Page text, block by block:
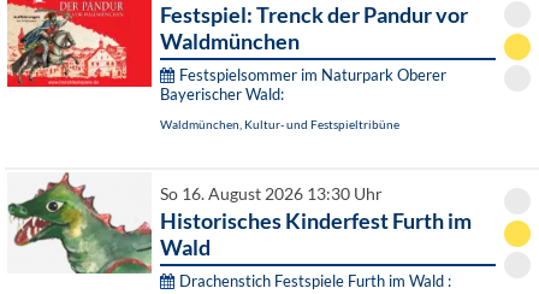
Festspiel: Trenck der Pandur vor
Waldmünchen
Festspielsommer im Naturpark Oberer
Bayerischer Wald:
Waldmünchen, Kultur- und Festspieltribüne
So 16. August 2026 13:30 Uhr
Historisches Kinderfest Furth im
Wald
Drachenstich Festspiele Furth im Wald :